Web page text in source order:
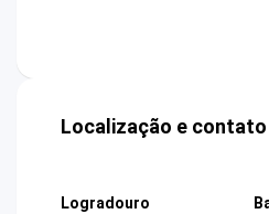
Localização e
Logradouro